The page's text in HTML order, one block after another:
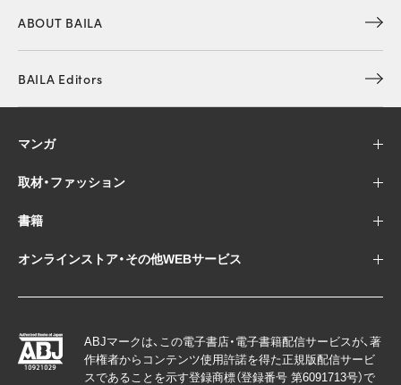
ABOUT BAILA
BAILA Editors
マンガ
取材・ファッション
書籍
オンラインストア・その他WEBサービス
ABJマークは、この電子書店・電子書籍配信サービスが、著
作権者からコンテンツ使用許諾を得た正規版配信サービ
スであることを示す登録商標（登録番号 第6091713号）で